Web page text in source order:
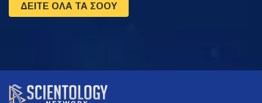
ΔΕΙΤΕ ΟΛΑ ΤΑ ΣΟΟΥ